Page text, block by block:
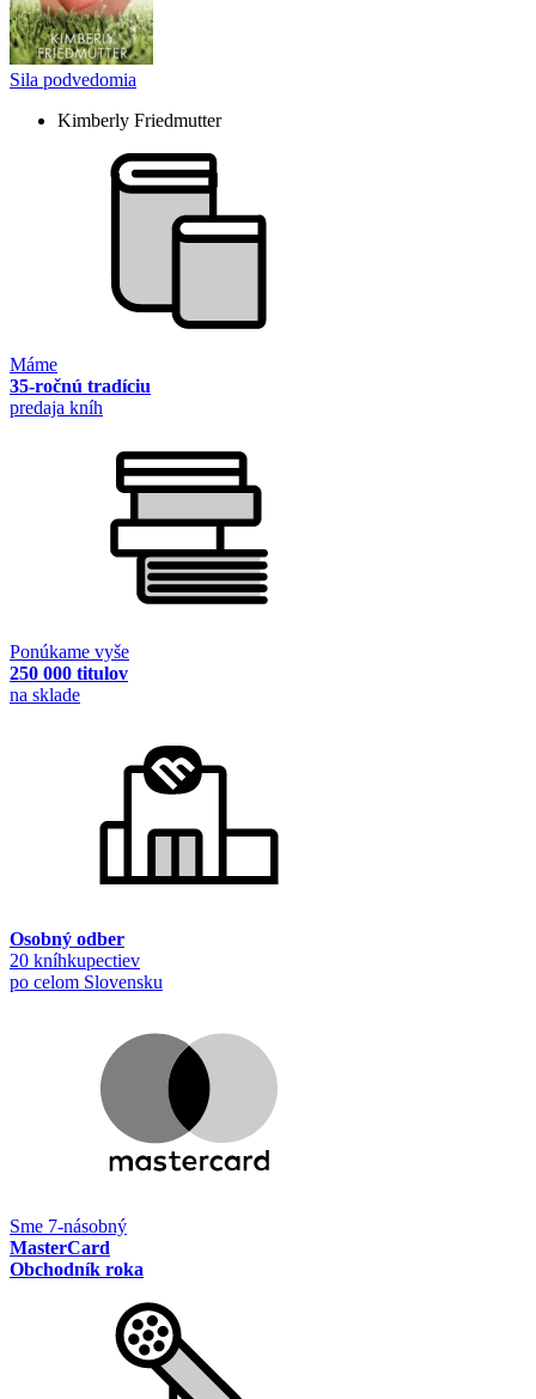
Sila podvedomia
Kimberly Friedmutter
Máme
35-ročnú tradíciu
predaja kníh
Ponúkame vyše
250 000 titulov
na sklade
Osobný odber
20 kníhkupectiev
po celom Slovensku
Sme 7-násobný
MasterCard
Obchodník roka